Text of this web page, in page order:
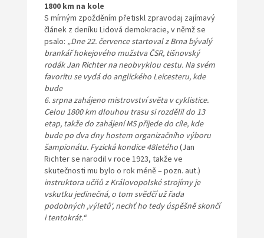
1800 km na kole
S mírným zpožděním přetiskl zpravodaj zajímavý
článek z deníku Lidová demokracie, v němž se
psalo: „Dne 22. července startoval z Brna bývalý
brankář hokejového mužstva ČSR, tišnovský
rodák Jan Richter na neobvyklou cestu. Na svém
favoritu se vydá do anglického Leicesteru, kde
bude
6. srpna zahájeno mistrovství světa v cyklistice.
Celou 1800 km dlouhou trasu si rozdělil do 13
etap, takže do zahájení MS přijede do cíle, kde
bude po dva dny hostem organizačního výboru
šampionátu. Fyzická kondice 48letého(Jan
Richter se narodil v roce 1923, takže ve
skutečnosti mu bylo o rok méně – pozn. aut.)
instruktora učňů z Královopolské strojírny je
vskutku jedinečná, o tom svědčí už řada
podobných ,výletů‘, nechť ho tedy úspěšně skončí
i tentokrát.“